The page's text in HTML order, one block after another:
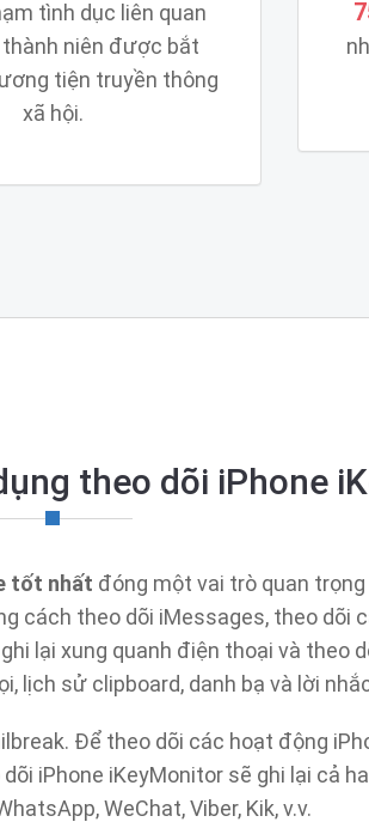
tình dục liên quan
niên được bắt
tiện truyền thông
xã hội.
theo dõi iPhone
tốt nhất đóng một vai trò quan
cách theo dõi iMessages, theo dõi
lại xung quanh điện thoại và theo
lịch sử clipboard, danh bạ và lời
Để theo dõi các hoạt động
iPhone iKeyMonitor sẽ ghi lại cả
WeChat, Viber, Kik, v.v.